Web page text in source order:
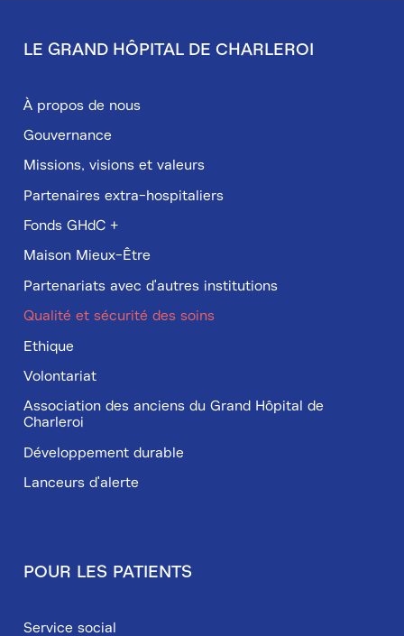
de
page
LE GRAND HÔPITAL DE CHARLEROI
À propos de nous
Gouvernance
Missions, visions et valeurs
Partenaires extra-hospitaliers
Fonds GHdC +
Maison Mieux-Être
Partenariats avec d'autres institutions
Qualité et sécurité des soins
Ethique
Volontariat
Association des anciens du Grand Hôpital de
Charleroi
Développement durable
Lanceurs d'alerte
POUR LES PATIENTS
Service social